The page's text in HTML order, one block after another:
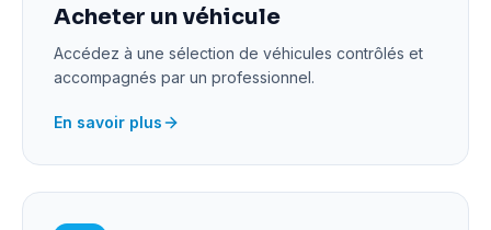
Acheter un véhicule
Accédez à une sélection de véhicules contrôlés et
accompagnés par un professionnel.
En savoir plus